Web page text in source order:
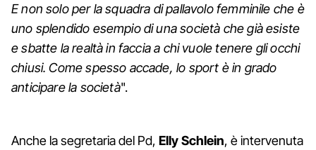
E non solo per la squadra di pallavolo femminile che è
uno splendido esempio di una società che già esiste
e sbatte la realtà in faccia a chi vuole tenere gli occhi
chiusi. Come spesso accade, lo sport è in grado
anticipare la società".
Anche la segretaria del Pd, Elly Schlein, è intervenuta